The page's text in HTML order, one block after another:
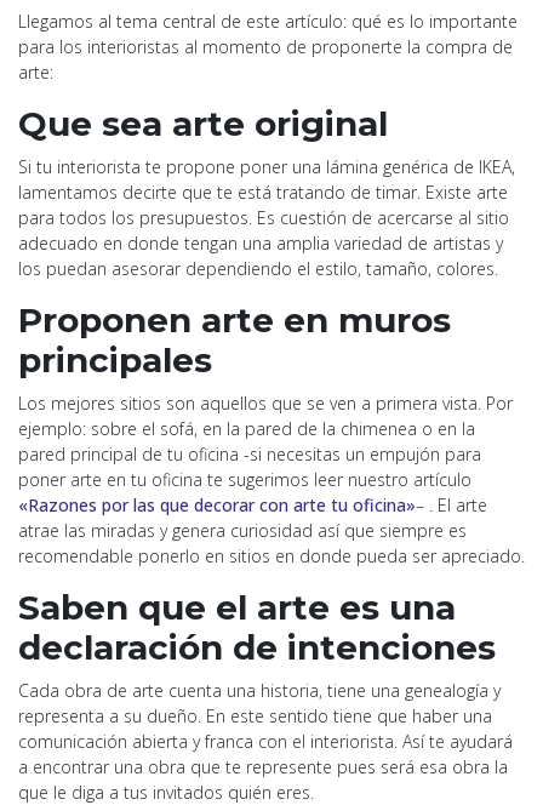
Llegamos al tema central de este artículo: qué es lo importante
para los interioristas al momento de proponerte la compra de
arte:
Que sea arte original
Si tu interiorista te propone poner una lámina genérica de IKEA,
lamentamos decirte que te está tratando de timar. Existe arte
para todos los presupuestos. Es cuestión de acercarse al sitio
adecuado en donde tengan una amplia variedad de artistas y
los puedan asesorar dependiendo el estilo, tamaño, colores.
Proponen arte en muros
principales
Los mejores sitios son aquellos que se ven a primera vista. Por
ejemplo: sobre el sofá, en la pared de la chimenea o en la
pared principal de tu oficina -si necesitas un empujón para
poner arte en tu oficina te sugerimos leer nuestro artículo
«Razones por las que decorar con arte tu oficina»– . El arte
atrae las miradas y genera curiosidad así que siempre es
recomendable ponerlo en sitios en donde pueda ser apreciado.
Saben que el arte es una
declaración de intenciones
Cada obra de arte cuenta una historia, tiene una genealogía y
representa a su dueño. En este sentido tiene que haber una
comunicación abierta y franca con el interiorista. Así te ayudará
a encontrar una obra que te represente pues será esa obra la
que le diga a tus invitados quién eres.